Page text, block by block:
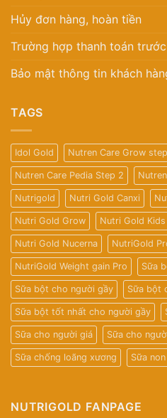
Hủy đơn hàng, hoàn tiền
Trường hợp thanh toán trước
Bảo mật thông tin khách
TAGS
Idol Gold Nutren Care Grow
Nutren Care Pedia Step 2
Nutrigold Nutri Gold Canxi
Nutri Gold Grow Nutri Gold Kids
Nutri Gold Nucerna NutriGold
NutriGold Weight gain Pro Sữa
Sữa bột cho người gầy Sữa bột
Sữa bột tốt nhất cho người gầy
Sữa cho người giá Sữa cho
Sữa chống loãng xương Sữa non
NUTRIGOLD FANPAGE